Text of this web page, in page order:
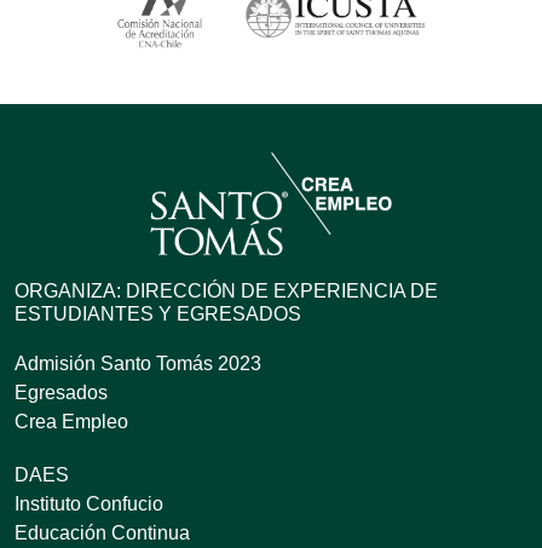
ORGANIZA: DIRECCIÓN DE EXPERIENCIA DE
ESTUDIANTES Y EGRESADOS
Admisión Santo Tomás 2023
Egresados
Crea Empleo
DAES
Instituto Confucio
Educación Continua